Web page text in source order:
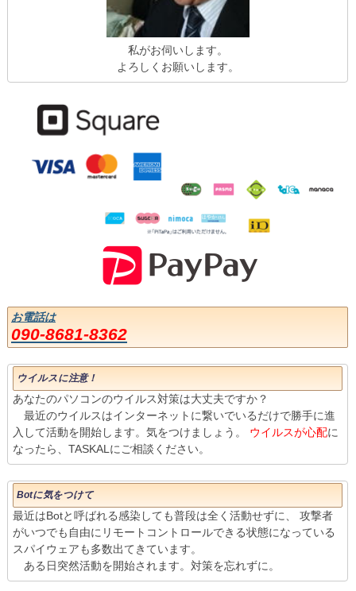
私がお伺いします。
よろしくお願いします。
お電話は
090-8681-8362
ウイルスに注意！
あなたのパソコンのウイルス対策は大丈夫ですか？
最近のウイルスはインターネットに繋いでいるだけで勝手に進
入して活動を開始します。気をつけましょう。 ウイルスが心配に
なったら、TASKALにご相談ください。
Botに気をつけて
最近はBotと呼ばれる感染しても普段は全く活動せずに、 攻撃者
がいつでも自由にリモートコントロールできる状態になっている
スパイウェアも多数出てきています。
ある日突然活動を開始されます。対策を忘れずに。